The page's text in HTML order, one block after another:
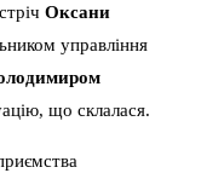
Оксани
управління
що склалася.